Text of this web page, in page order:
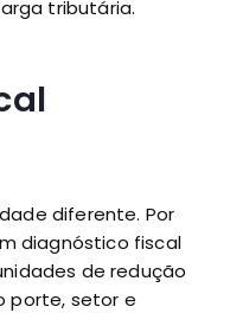
tributária.
diferente. Por
diagnóstico fiscal
de redução
porte, setor e